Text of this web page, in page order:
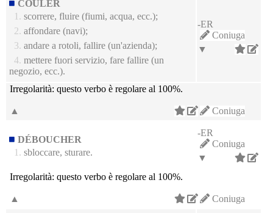
COULER
1. scorrere, fluire (fiumi, acqua, ecc.);
2. affondare (navi);
3. andare a rotoli, fallire (un'azienda);
4. mettere fuori servizio, fare fallire (un
negozio, ecc.).
-ER
Coniuga
▼
Irregolarità: questo verbo è regolare al 100%.
Coniuga
▲
DÉBOUCHER
1. sbloccare, sturare.
-ER
Coniuga
▼
Irregolarità: questo verbo è regolare al 100%.
Coniuga
▲